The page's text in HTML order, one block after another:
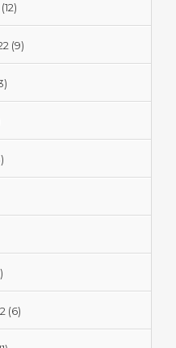
(12)
(9)
(6)